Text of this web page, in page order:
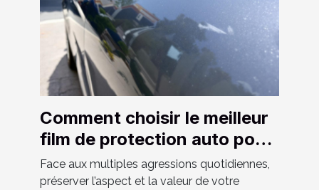
Comment choisir le meilleur
film de protection auto pour
votre véhicule ?
Face aux multiples agressions quotidiennes,
préserver l’aspect et la valeur de votre